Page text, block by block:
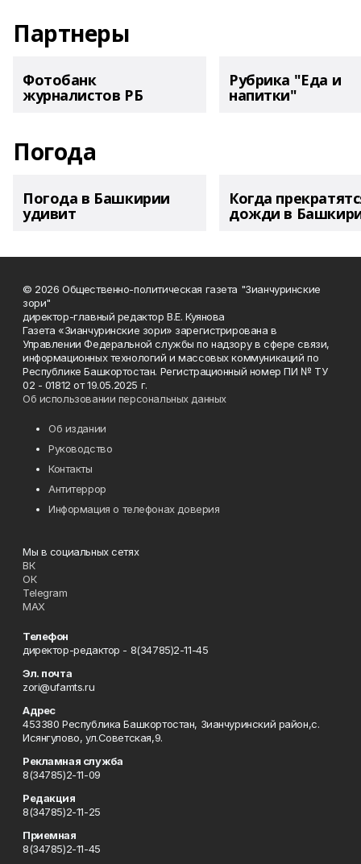
Партнеры
Фотобанк
журналистов РБ
Рубрика "Еда и
напитки"
Погода
Погода в Башкирии
удивит
Когда
дожди в
© 2026 Общественно-политическая газета "Зианчуринские
зори"
директор-главный редактор В.Е. Куянова
Газета «Зианчуринские зори» зарегистрирована в
Управлении Федеральной службы по надзору в сфере связи,
информационных технологий и массовых коммуникаций по
Республике Башкортостан. Регистрационный номер ПИ № ТУ
02 - 01812 от 19.05.2025 г.
Об использовании персональных данных
Об издании
Руководство
Контакты
Антитеррор
Информация о телефонах доверия
Мы в социальных сетях
ВК
ОК
Telegram
MAX
Телефон
директор-редактор - 8(34785)2-11-45
Эл. почта
zori@ufamts.ru
Адрес
453380 Республика Башкортостан, Зианчуринский район,с.
Исянгулово, ул.Советская,9.
Рекламная служба
8(34785)2-11-09
Редакция
8(34785)2-11-25
Приемная
8(34785)2-11-45